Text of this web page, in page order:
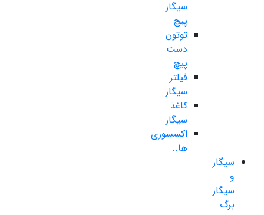
سیگار
پیچ
توتون
دست
پیچ
فیلتر
سیگار
کاغذ
سیگار
اکسسوری
ها..
سیگار
و
سیگار
برگ